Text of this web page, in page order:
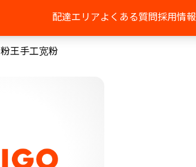
配達エリアよくある質問採用情報
粉王手工宽粉